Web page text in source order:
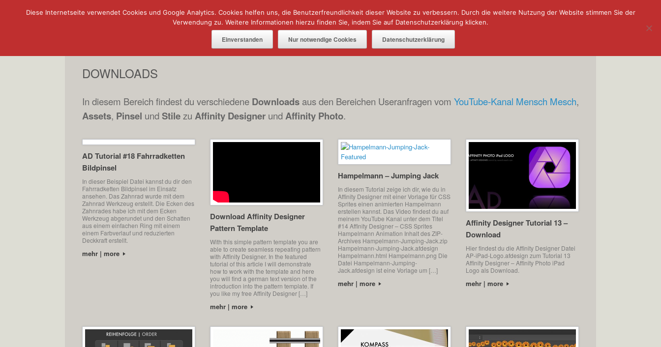
Zum
AFFINITY IN A MINUTE ⏰ TUTORIALS
DOWNLOADS
In diesem Bereich findest du verschiedene Downloads aus den Bereichen Useranfragen vom YouTube-Kanal Mensch Mesch,
Assets, Pinsel und Stilezu Affinity Designer undAffinity Photo.
AD Tutorial #18 Fahrradketten
Bildpinsel
In dieser Beispiel Datei kannst du dir den
Fahrradketten Bildpinsel im Einsatz
ansehen. Das Zahnrad wurde mit dem
Zahnrad Werkzeug erstellt. Die Ecken des
Zahnrades habe ich mit dem Ecken
Werkzeug abgerundet und den Schatten
aus einem einfachen Ring mit einem
einem Farbverlauf und reduzierten
Deckkraft erstellt.
mehr | more
Download Affinity Designer
Pattern Template
With this simple pattern template you are
able to create seamless repeating pattern
with Affinity Designer. In the featured
tutorial of this article I will demonstrate
how to work with the template and here
you will find a german text version of the
introduction into the pattern template. If
you like my free Affinity Designer […]
mehr | more
Hampelmann – Jumping Jack
In diesem Tutorial zeige ich dir, wie du in
Affinity Designer mit einer Vorlage für CSS
Sprites einen animierten Hampelmann
erstellen kannst. Das Video findest du auf
meinem YouTube Kanal unter dem Titel
#14 Affinity Designer – CSS Sprites
Hampelmann Animation Inhalt des ZIP-
Archives Hampelmann-Jumping-Jack.zip
Hampelmann-Jumping-Jack.afdesign
Hampelmann.html Hampelmann.png Die
Datei Hampelmann-Jumping-
Jack.afdesign ist eine Vorlage um […]
mehr | more
Affinity Designer Tutorial 13 –
Download
Hier findest du die Affinity Designer Datei
AP-iPad-Logo.afdesign zum Tutorial 13
Affinity Designer – Affinity Photo iPad
Logo als Download.
mehr | more
Diese Internetseite verwendet Cookies und Google Analytics. Cookies helfen uns, die Benutzerfreundlichkeit dieser Website zu verbessern. Durch die weitere Nutzung der Website stimmen Sie der
Verwendung zu. Weitere Informationen hierzu finden Sie, indem Sie auf Datenschutzerklärung klicken.
Einverstanden Nur notwendige Cookies Datenschutzerklärung